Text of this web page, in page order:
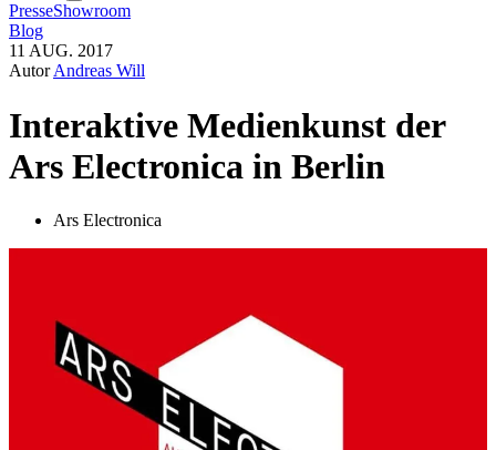
PresseShowroom
Blog
11 AUG. 2017
AutorAndreas Will
Interaktive Medienkunst der
Ars Electronica in Berlin
Ars Electronica